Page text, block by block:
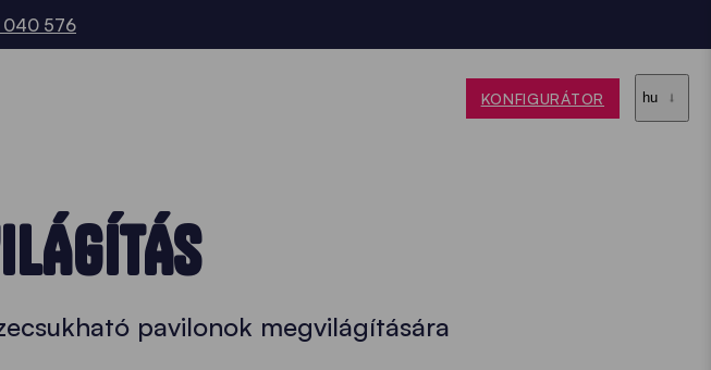
040 576
KONFIGURÁTOR hu
pavilonok megvilágítására